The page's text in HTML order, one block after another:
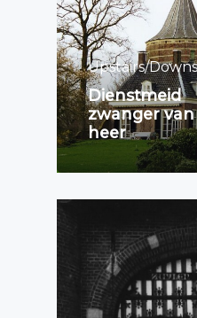
Upstairs/
Dienstmeid
zwanger van
heer